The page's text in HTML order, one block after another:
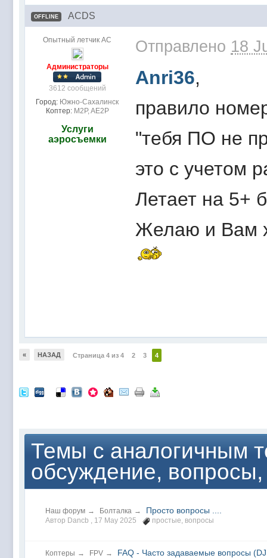
OFFLINE ACDS
Опытный летчик АС
Администраторы
3612 сообщений
Город: Южно-Сахалинск
Коптер: M2P, AE2P
Услуги
аэросъемки
Отправлено 18
Anri36,
правило
"тебя ПО не
это с учетом
Летает на 5+
Желаю и Вам
« НАЗАД Страница 4 из 4 2 3 4
Темы с аналогичным
обсуждение,
Наш форум → Болталка → Просто вопросы ....
Автор Dancb , 17 May 2025 простые, вопросы
Коптеры → FPV → FAQ - Часто задаваемые вопросы